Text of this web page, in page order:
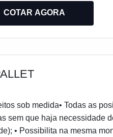
cargas.MAIS DETALHES
de uma empresa
de cargas;
Qualidade garantida
AGORA
sob medida• Todas as
sem que haja necessidade
• Possibilita na mesma